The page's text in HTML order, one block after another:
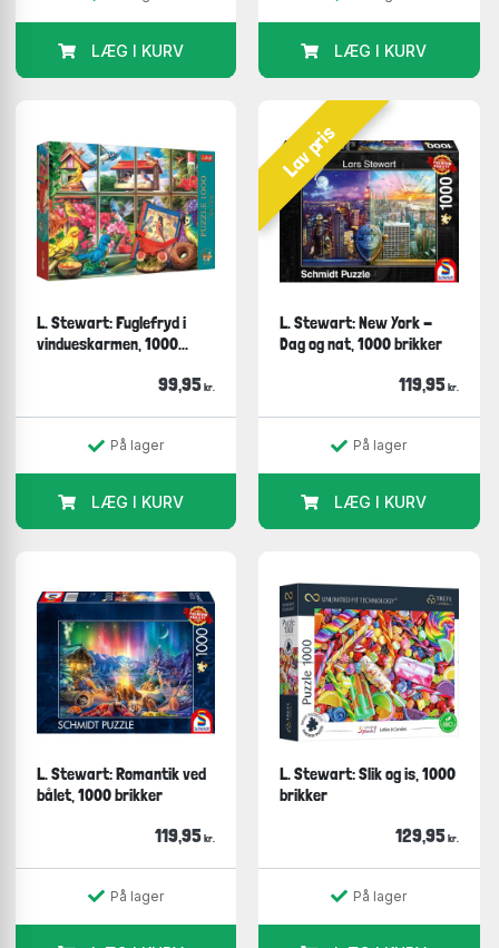
LÆG I KURV LÆG I KURV
L. Stewart: Fuglefryd i
vindueskarmen, 1000...
99,95 kr.
På lager
LÆG I KURV
Lav pris
L. Stewart: New York -
Dag og nat, 1000 brikker
119,95 kr.
På lager
LÆG I KURV
L. Stewart: Romantik ved
bålet, 1000 brikker
119,95 kr.
På lager
L. Stewart: Slik og is, 1000
brikker
129,95 kr.
På lager